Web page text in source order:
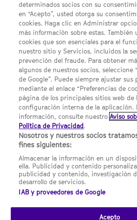
Acerca de SYFY
Condiciones Generales de Uso
Opciones de Anuncios
Política de privacidad
UNA DIVISIÓN DE
NBCUNIVERSAL
Contáctanos por email:
NBC Universal Global Networks España
Europa. Paseo de la Castellana, 95.
82227893
SYFY España está sujeto a la
por la Comisión Nacional de los
(CNMC).
determinados socios con su
en “Acepto”, usted otorga su
cookies. Haga clic en Administrar
más información sobre estas. También
cookies que son esenciales para el
nuestro sitio y Servicios, incluidos la
prevención del fraude. Para obtener
algunos de nuestros socios, seleccione
de Google”. Puede siempre ajustar sus
mediante el enlace “Preferencias de
página de los principales sitios web de
configuración interna de la aplicación.
información, consulte nuestroAviso
Política de Privacidad.
Nosotros y nuestros socios
fines siguientes:
Almacenar la información en un
ella. Publicidad y contenido
publicidad y contenido, investigación
desarrollo de servicios.
IAB y proveedores de Google
Acepto